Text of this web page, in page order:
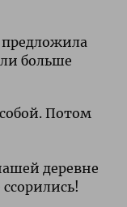
больше
Потом
деревне